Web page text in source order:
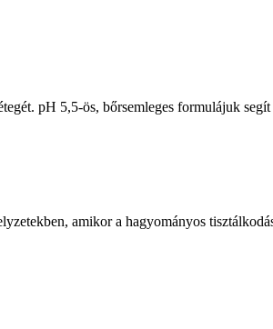
pH 5,5-ös, bőrsemleges formulájuk
amikor a hagyományos